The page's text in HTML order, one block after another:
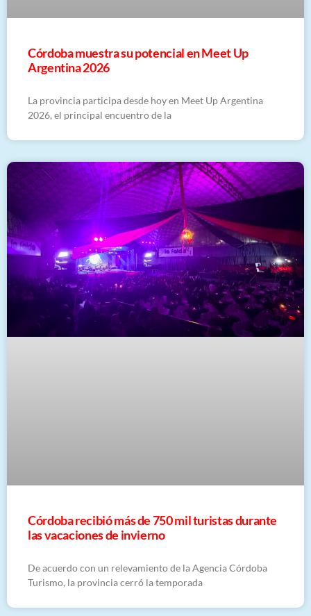
Córdoba muestra su potencial en Meet Up
Argentina 2026
La provincia participa desde hoy en Meet Up Argentina
2026, el principal encuentro de la
Córdoba recibió más de 750 mil turistas durante
las vacaciones de invierno
De acuerdo con un relevamiento de la Agencia Córdoba
Turismo, la provincia cerró la temporada